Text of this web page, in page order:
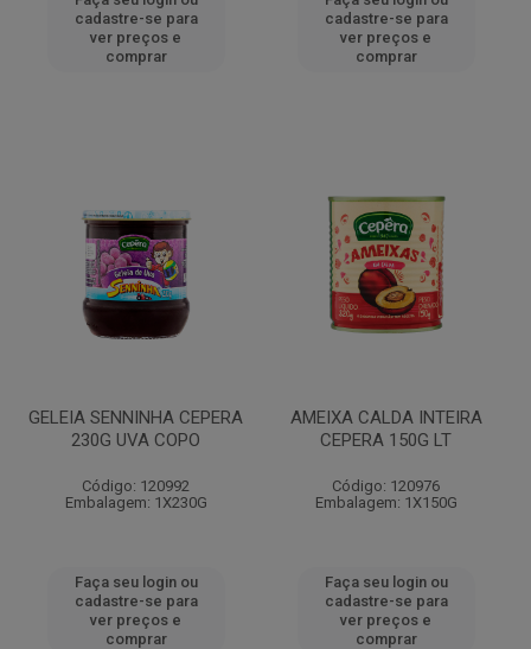
cadastre-se para
ver preços e
comprar
cadastre-se para
ver preços e
comprar
GELEIA SENNINHA CEPERA
230G UVA COPO
Código: 120992
Embalagem: 1X230G
Faça seu login ou
cadastre-se para
ver preços e
comprar
AMEIXA CALDA INTEIRA
CEPERA 150G LT
Código: 120976
Embalagem: 1X150G
Faça seu login ou
cadastre-se para
ver preços e
comprar